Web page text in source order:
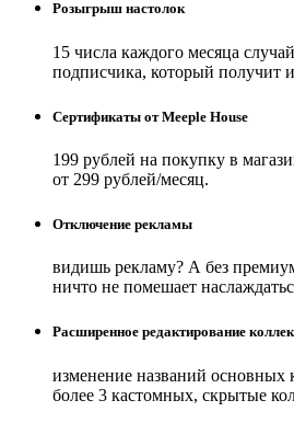
Розыгрыш настолок
15 числа каждого месяца
подписчика, который получит
Сертификаты от Meeple House
199 рублей на покупку в
от 299 рублей/месяц.
Отключение рекламы
видишь рекламу? А без
ничто не помешает
Расширенное редактирование
изменение названий основных
более 3 кастомных, скрытые